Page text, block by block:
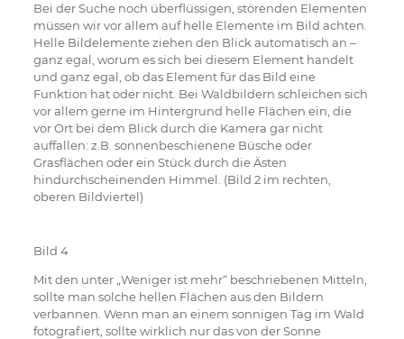
Bei der Suche noch überflüssigen, störenden Elementen
müssen wir vor allem auf helle Elemente im Bild achten.
Helle Bildelemente ziehen den Blick automatisch an –
ganz egal, worum es sich bei diesem Element handelt
und ganz egal, ob das Element für das Bild eine
Funktion hat oder nicht. Bei Waldbildern schleichen sich
vor allem gerne im Hintergrund helle Flächen ein, die
vor Ort bei dem Blick durch die Kamera gar nicht
auffallen: z.B. sonnenbeschienene Büsche oder
Grasflächen oder ein Stück durch die Ästen
hindurchscheinenden Himmel. (Bild 2 im rechten,
oberen Bildviertel)
Bild 4
Mit den unter „Weniger ist mehr“ beschriebenen Mitteln,
sollte man solche hellen Flächen aus den Bildern
verbannen. Wenn man an einem sonnigen Tag im Wald
fotografiert, sollte wirklich nur das von der Sonne